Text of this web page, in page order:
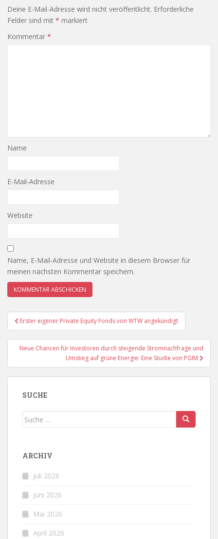
Deine E-Mail-Adresse wird nicht veröffentlicht. Erforderliche
Felder sind mit * markiert
Kommentar *
Name
E-Mail-Adresse
Website
Name, E-Mail-Adresse und Website in diesem Browser für
meinen nächsten Kommentar speichern.
Beitragsnavigation
Erster eigener Private Equity Fonds von WTW angekündigt
Neue Chancen für Investoren durch steigende Stromnachfrage und
Umstieg auf grüne Energie: Eine Studie von PGIM
SUCHE
Suche
ARCHIV
Juli 2026
Juni 2026
Mai 2026
April 2026